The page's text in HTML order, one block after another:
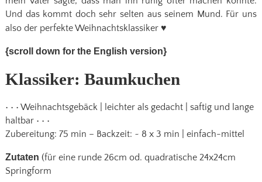
Und das kommt doch sehr selten aus seinem Mund. Für uns
also der perfekte Weihnachtsklassiker ♥
{scroll down for the English version}
Klassiker: Baumkuchen
• • • Weihnachtsgebäck | leichter als gedacht | saftig und lange
haltbar • • •
Zubereitung: 75 min – Backzeit: ~ 8 x 3 min | einfach-mittel
Zutaten (für eine runde 26cm od. quadratische 24x24cm
Springform